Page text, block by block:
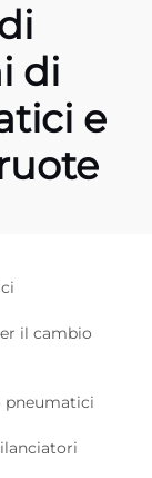
di
e
il cambio
pneumatici